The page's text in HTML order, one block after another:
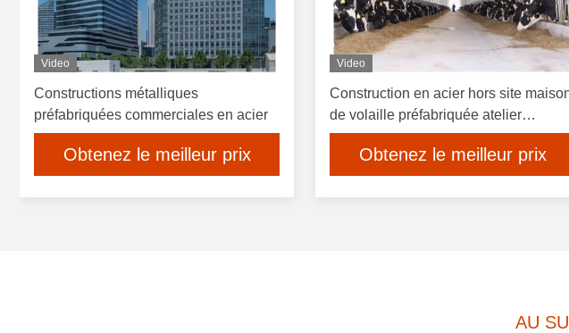
Video
Constructions métalliques
préfabriquées commerciales en acier
Obtenez le meilleur prix
Video
Construction en acier hors site
de volaille préfabriquée atelier
poulailler
Obtenez le meilleur prix
AU